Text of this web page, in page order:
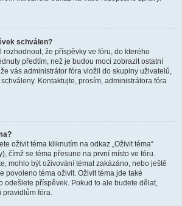
schválen?
rozhodnout, že příspěvky ve fóru, do kterého
předtím, než je budou moci zobrazit ostatní
vás administrátor fóra vložil do skupiny uživatelů,
Kontaktujte, prosím, administrátora fóra
oživit téma kliknutím na odkaz „Oživit téma“
čímž se téma přesune na první místo ve fóru.
mohlo být oživování témat zakázáno, nebo ještě
povoleno téma oživit. Oživit téma jde také
odešlete příspěvek. Pokud to ale budete dělat,
pravidlům fóra.